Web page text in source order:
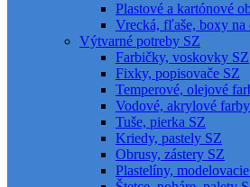
Plastové a kartónové
Vrecká, fľaše, boxy na
Výtvarné potreby SZ
Farbičky, voskovky SZ
Fixky, popisovače SZ
Temperové, olejové
Vodové, akrylové
Tuše, pierka SZ
Kriedy, pastely SZ
Obrusy, zástery SZ
Plastelíny,